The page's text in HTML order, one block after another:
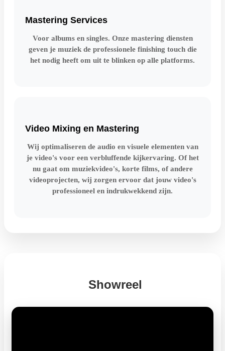
Mastering Services
Voor albums en singles. Onze mastering diensten
geven je muziek de professionele finishing touch die
het nodig heeft om uit te blinken op alle platforms.
Video Mixing en Mastering
Wij optimaliseren de audio en visuele elementen van
je video's voor een verbluffende kijkervaring. Of het
nu gaat om muziekvideo's, korte films, of andere
videoprojecten, wij zorgen ervoor dat jouw video's
professioneel en indrukwekkend zijn.
Showreel